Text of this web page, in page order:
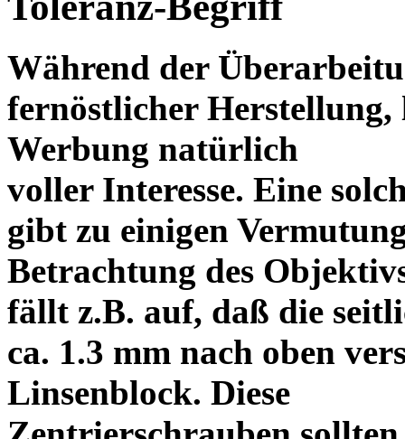
Während der
fernöstlicher Herstellung,
Werbung natürlich
voller Interesse. Eine
gibt zu einigen
Betrachtung des
fällt z.B. auf, daß die
ca. 1.3 mm nach oben
Linsenblock. Diese